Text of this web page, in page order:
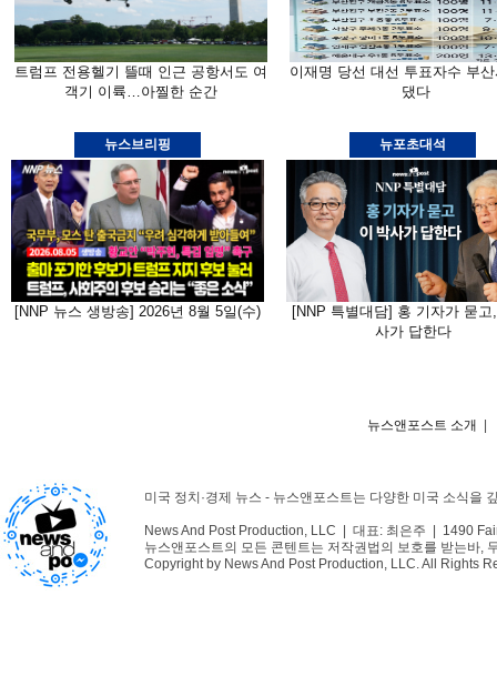
트럼프 전용헬기 뜰때 인근 공항서도 여
객기 이륙…아찔한 순간
이재명 당선 대선 투표자수 부
댔다
뉴스브리핑
[NNP 뉴스 생방송] 2026년 8월 5일(수)
뉴포초대석
[NNP 특별대담] 홍 기자가 묻고
사가 답한다
뉴스앤포스트 소개
미국 정치·경제 뉴스 - 뉴스앤포스트는 다양한 미국 소식을
News And Post Production, LLC | 대표: 최은주 | 1490
뉴스앤포스트의 모든 콘텐트는 저작권법의 보호를 받는바,
Copyright by News And Post Production, LLC. All Rights